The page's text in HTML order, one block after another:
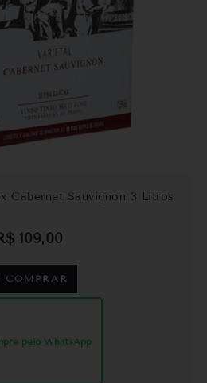
Cabernet Sauvignon 3 Litros
R$109,00
COMPRAR
pelo WhatsApp